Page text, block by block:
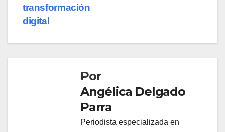
transformación
digital
Por
Angélica Delgado
Parra
Periodista especializada en